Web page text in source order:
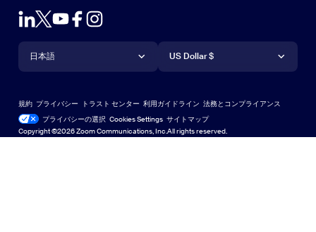
Outlook プラグイン
Androidアプリ
デモを申し込む
ウェビナーとイベント
Zoom Experience CenterZoom Experience Center
アカウント
サポートセンター
ラーニングセンター
テクニカルコンテンツライブラリテクニカルコンテンツライブラ
フィードバック
言語
日本語
English
Español
通貨
US Dollar $
Copyright ©2026 Zoom Communications, Inc.All rights reserved.
規約 プライバシー トラスト センター 利用ガイドライン 法務とコンプライアンス
プライバシーの選択 Cookies Settings サイトマップ
サイトマップ